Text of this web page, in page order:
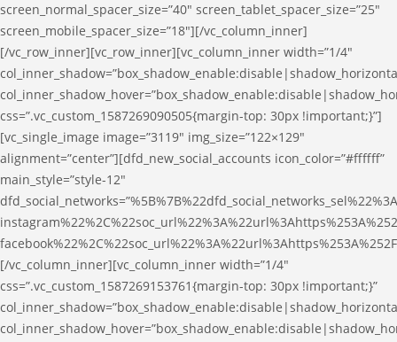
screen_normal_spacer_size=”40″ screen_tablet_spacer_size=”25″
screen_mobile_spacer_size=”18″][/vc_column_inner]
[/vc_row_inner][vc_row_inner][vc_column_inner width=”1/4″
css=”.vc_custom_1587269090505{margin-top: 30px !important;}”]
[vc_single_image image=”3119″ img_size=”122×129″
alignment=”center”][dfd_new_social_accounts icon_color=”#ffffff”
main_style=”style-12″
[/vc_column_inner][vc_column_inner width=”1/4″
css=”.vc_custom_1587269153761{margin-top: 30px !important;}”